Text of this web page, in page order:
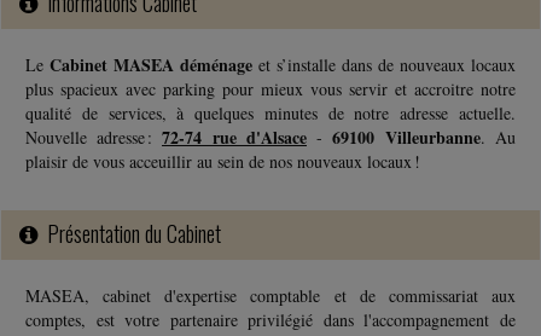
Fiscal TPE -23/07/2026
BAISSE DE LOYER ET ACTE ANORMAL DE GESTION
Une SCI exploitant des logements meublés dans une station de ski
accepte de réduire le montant des loyers dus par son locataire au
moyen d'un avenant au...
Social-23/07/2026
SANITAIRE DU COVID-19, L'EMPLOYEUR DEVAIT Y RENONCER
DANS LE DÉLAI PRÉVU
Le Cabinet MASEA déménage et s’installe dans de nouveaux locaux
plus spacieux avec parking pour mieux vous servir et accroitre notre
qualité de services, à quelques minutes de notre adresse actuelle.
Nouvelle adresse : 72-74 rue d'Alsace - 69100 Villeurbanne. Au
plaisir de vous acceuillir au sein de nos nouveaux locaux !
Présentation du Cabinet
MASEA, cabinet d'expertise comptable et de commissariat aux
comptes, est votre partenaire privilégié dans l'accompagnement de